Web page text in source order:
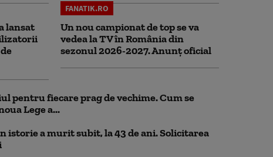
lansat
FANATIK.RO
Un nou campionat de top se va
vedea la TV în România din
sezonul 2026-2027. Anunț oficial
pentru fiecare prag de vechime. Cum se
Lege a...
istorie a murit subit, la 43 de ani. Solicitarea